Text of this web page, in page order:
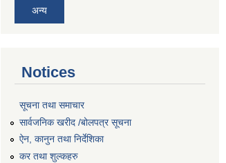
अन्य
Notices
सूचना तथा समाचार
सार्वजनिक खरीद /बोलपत्र सूचना
ऐन, कानुन तथा निर्देशिका
कर तथा शुल्कहरु